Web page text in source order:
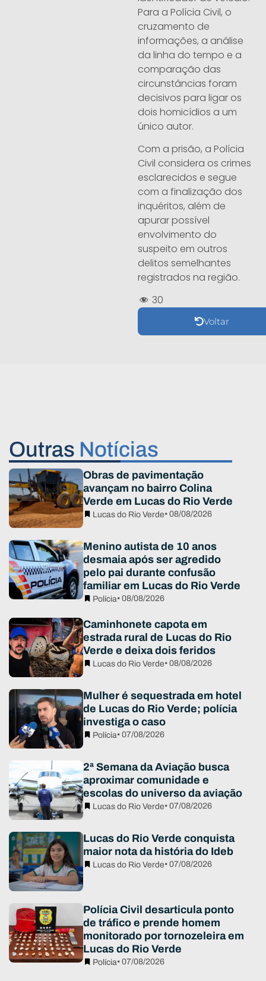
Para a Polícia Civil, o
cruzamento de
informações, a análise
da linha do tempo e a
comparação das
circunstâncias foram
decisivos para ligar os
dois homicídios a um
único autor.
Com a prisão, a Polícia
Civil considera os crimes
esclarecidos e segue
com a finalização dos
inquéritos, além de
apurar possível
envolvimento do
suspeito em outros
delitos semelhantes
registrados na região.
30
Voltar
Outras Notícias
Obras de pavimentação
avançam no bairro Colina
Verde em Lucas do Rio Verde
Lucas do Rio Verde• 08/08/2026
Menino autista de 10 anos
desmaia após ser agredido
pelo pai durante confusão
familiar em Lucas do Rio Verde
Polícia• 08/08/2026
Caminhonete capota em
estrada rural de Lucas do Rio
Verde e deixa dois feridos
Lucas do Rio Verde• 08/08/2026
Mulher é sequestrada em hotel
de Lucas do Rio Verde; polícia
investiga o caso
Polícia• 07/08/2026
2ª Semana da Aviação busca
aproximar comunidade e
escolas do universo da aviação
Lucas do Rio Verde• 07/08/2026
Lucas do Rio Verde conquista
maior nota da história do Ideb
Lucas do Rio Verde• 07/08/2026
Polícia Civil desarticula ponto
de tráfico e prende homem
monitorado por tornozeleira em
Lucas do Rio Verde
Polícia• 07/08/2026